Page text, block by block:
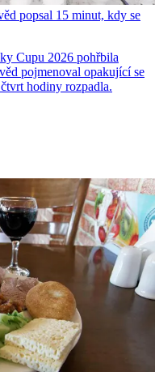
popsal 15 minut, kdy se
Cupu 2026 pohřbila
pojmenoval opakující se
hodiny rozpadla.